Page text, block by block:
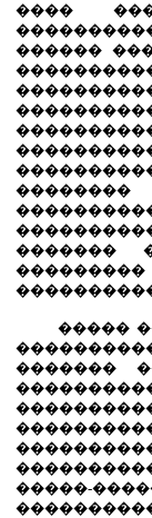
����
������
�������
���������
�����
�������
�����-